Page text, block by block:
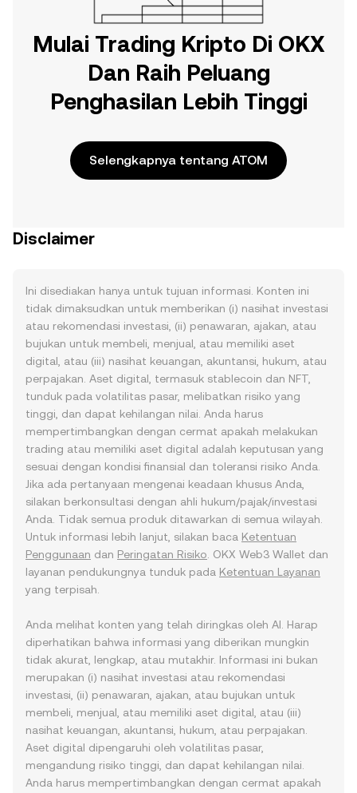
Mulai Trading Kripto Di OKX
Dan Raih Peluang
Penghasilan Lebih Tinggi
Selengkapnya tentang ATOM
Disclaimer
Ini disediakan hanya untuk tujuan informasi. Konten ini
tidak dimaksudkan untuk memberikan (i) nasihat investasi
atau rekomendasi investasi, (ii) penawaran, ajakan, atau
bujukan untuk membeli, menjual, atau memiliki aset
digital, atau (iii) nasihat keuangan, akuntansi, hukum, atau
perpajakan. Aset digital, termasuk stablecoin dan NFT,
tunduk pada volatilitas pasar, melibatkan risiko yang
tinggi, dan dapat kehilangan nilai. Anda harus
mempertimbangkan dengan cermat apakah melakukan
trading atau memiliki aset digital adalah keputusan yang
sesuai dengan kondisi finansial dan toleransi risiko Anda.
Jika ada pertanyaan mengenai keadaan khusus Anda,
silakan berkonsultasi dengan ahli hukum/pajak/investasi
Anda. Tidak semua produk ditawarkan di semua wilayah.
Untuk informasi lebih lanjut, silakan baca Ketentuan
Penggunaan dan Peringatan Risiko . OKX Web3 Wallet dan
layanan pendukungnya tunduk pada Ketentuan Layanan
yang terpisah.
Anda melihat konten yang telah diringkas oleh AI. Harap
diperhatikan bahwa informasi yang diberikan mungkin
tidak akurat, lengkap, atau mutakhir. Informasi ini bukan
merupakan (i) nasihat investasi atau rekomendasi
investasi, (ii) penawaran, ajakan, atau bujukan untuk
membeli, menjual, atau memiliki aset digital, atau (iii)
nasihat keuangan, akuntansi, hukum, atau perpajakan.
Aset digital dipengaruhi oleh volatilitas pasar,
mengandung risiko tinggi, dan dapat kehilangan nilai.
Anda harus mempertimbangkan dengan cermat apakah